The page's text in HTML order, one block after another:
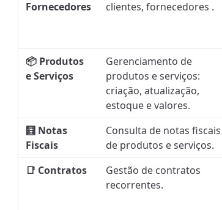
Fornecedores
clientes, fornecedores .
📦 Produtos
e Serviços
Gerenciamento de
produtos e serviços:
criação, atualização,
estoque e valores.
🧮 Notas
Fiscais
Consulta de notas fiscais
de produtos e serviços.
📑 Contratos
Gestão de contratos
recorrentes.